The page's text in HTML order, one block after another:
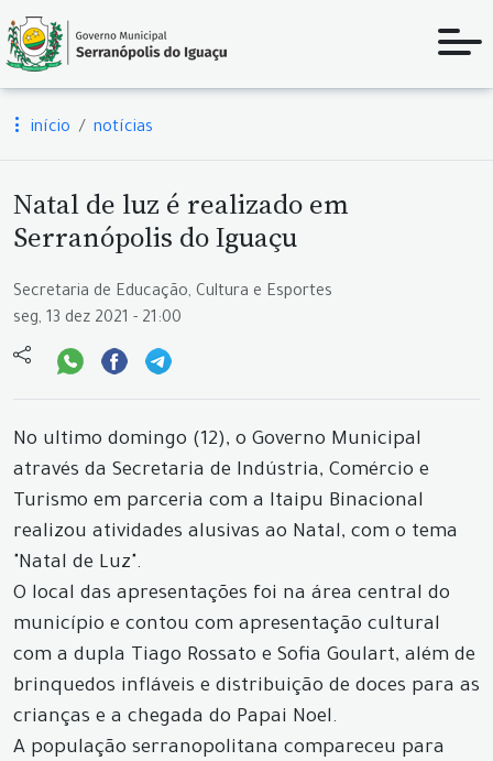
início notícias
Natal de luz é realizado em
Serranópolis do Iguaçu
Secretaria de Educação, Cultura e Esportes
seg, 13 dez 2021 - 21:00
No ultimo domingo (12), o Governo Municipal
através da Secretaria de Indústria, Comércio e
Turismo em parceria com a Itaipu Binacional
realizou atividades alusivas ao Natal, com o tema
"Natal de Luz".
O local das apresentações foi na área central do
município e contou com apresentação cultural
com a dupla Tiago Rossato e Sofia Goulart, além de
brinquedos infláveis e distribuição de doces para as
crianças e a chegada do Papai Noel.
A população serranopolitana compareceu para